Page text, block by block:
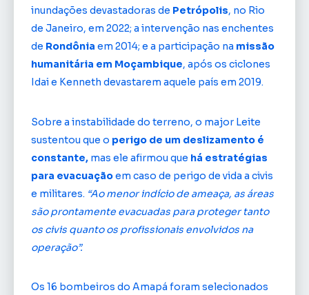
inundações devastadoras de Petrópolis, no Rio
de Janeiro, em 2022; a intervenção nas enchentes
de Rondônia em 2014; e a participação na missão
humanitária em Moçambique, após os ciclones
Idai e Kenneth devastarem aquele país em 2019.
Sobre a instabilidade do terreno, o major Leite
sustentou que o perigo de um deslizamento é
constante, mas ele afirmou que há estratégias
para evacuaçãoem caso de perigo de vida a civis
e militares. “Ao menor indício de ameaça, as áreas
são prontamente evacuadas para proteger tanto
os civis quanto os profissionais envolvidos na
operação”.
Os 16 bombeiros do Amapá foram selecionados